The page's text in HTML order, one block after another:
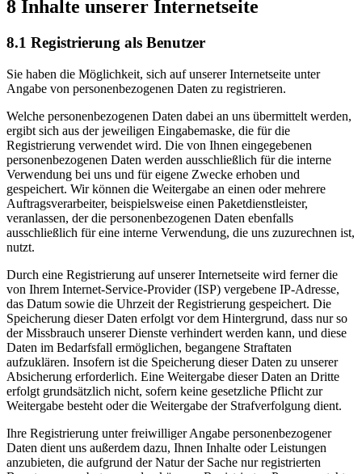
8 Inhalte unserer Internetseite
8.1 Registrierung als Benutzer
Sie haben die Möglichkeit, sich auf unserer Internetseite unter
Angabe von personenbezogenen Daten zu registrieren.
Welche personenbezogenen Daten dabei an uns übermittelt werden,
ergibt sich aus der jeweiligen Eingabemaske, die für die
Registrierung verwendet wird. Die von Ihnen eingegebenen
personenbezogenen Daten werden ausschließlich für die interne
Verwendung bei uns und für eigene Zwecke erhoben und
gespeichert. Wir können die Weitergabe an einen oder mehrere
Auftragsverarbeiter, beispielsweise einen Paketdienstleister,
veranlassen, der die personenbezogenen Daten ebenfalls
ausschließlich für eine interne Verwendung, die uns zuzurechnen ist,
nutzt.
Durch eine Registrierung auf unserer Internetseite wird ferner die
von Ihrem Internet-Service-Provider (ISP) vergebene IP-Adresse,
das Datum sowie die Uhrzeit der Registrierung gespeichert. Die
Speicherung dieser Daten erfolgt vor dem Hintergrund, dass nur so
der Missbrauch unserer Dienste verhindert werden kann, und diese
Daten im Bedarfsfall ermöglichen, begangene Straftaten
aufzuklären. Insofern ist die Speicherung dieser Daten zu unserer
Absicherung erforderlich. Eine Weitergabe dieser Daten an Dritte
erfolgt grundsätzlich nicht, sofern keine gesetzliche Pflicht zur
Weitergabe besteht oder die Weitergabe der Strafverfolgung dient.
Ihre Registrierung unter freiwilliger Angabe personenbezogener
Daten dient uns außerdem dazu, Ihnen Inhalte oder Leistungen
anzubieten, die aufgrund der Natur der Sache nur registrierten